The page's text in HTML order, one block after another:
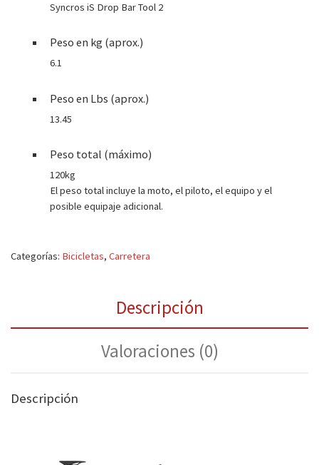
Syncros iS Drop Bar Tool 2
Peso en kg (aprox.)
6.1
Peso en Lbs (aprox.)
13.45
Peso total (máximo)
120kg
El peso total incluye la moto, el piloto, el equipo y el
posible equipaje adicional.
Categorías: Bicicletas, Carretera
Descripción
Valoraciones (0)
Descripción